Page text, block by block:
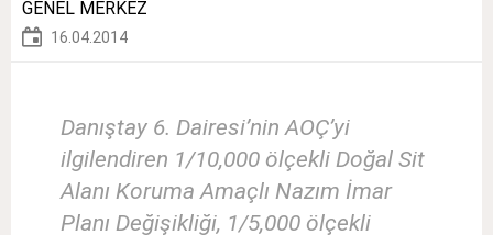
GENEL MERKEZ
16.04.2014
Danıştay 6. Dairesi’nin AOÇ’yi
ilgilendiren 1/10,000 ölçekli Doğal Sit
Alanı Koruma Amaçlı Nazım İmar
Planı Değişikliği, 1/5,000 ölçekli